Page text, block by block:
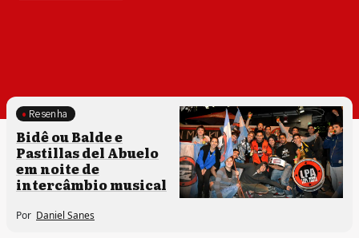
Processos artísticos
Resenha
Bidê ou Balde e
Pastillas del Abuelo
em noite de
intercâmbio musical
Por Daniel Sanes